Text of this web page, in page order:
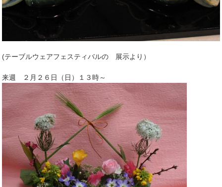
(テーブルウェアフェスティバルの 展示より）
来週 ２月２６日（日）１３時～